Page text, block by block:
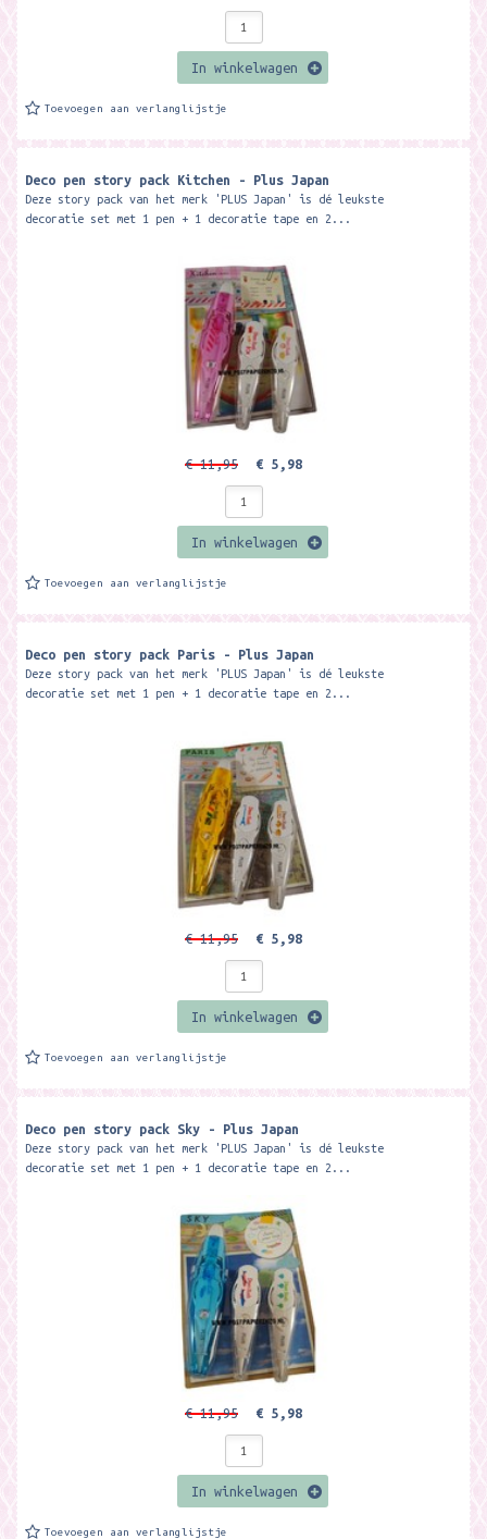
In winkelwagen
Toevoegen aan verlanglijstje
Deco pen story pack Kitchen - Plus Japan
Deze story pack van het merk 'PLUS Japan' is dé leukste
decoratie set met 1 pen + 1 decoratie tape en 2...
€ 11,95 € 5,98
In winkelwagen
Toevoegen aan verlanglijstje
Deco pen story pack Paris - Plus Japan
Deze story pack van het merk 'PLUS Japan' is dé leukste
decoratie set met 1 pen + 1 decoratie tape en 2...
€ 11,95 € 5,98
In winkelwagen
Toevoegen aan verlanglijstje
Deco pen story pack Sky - Plus Japan
Deze story pack van het merk 'PLUS Japan' is dé leukste
decoratie set met 1 pen + 1 decoratie tape en 2...
€ 11,95 € 5,98
In winkelwagen
Toevoegen aan verlanglijstje